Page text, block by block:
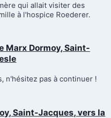
qui allait visiter des
à l'hospice Roederer.
Marx Dormoy, Saint-
n'hésitez pas à continuer !
Saint-Jacques, vers la